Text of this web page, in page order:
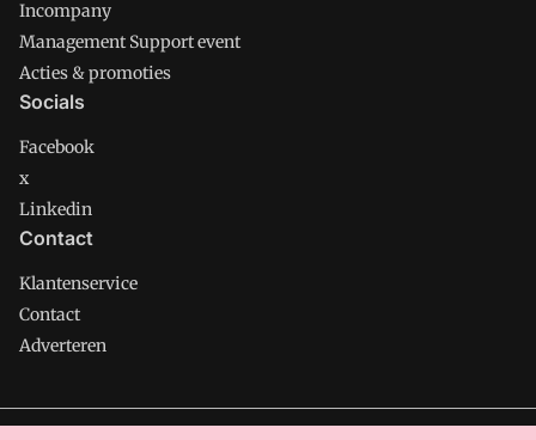
Incompany
Management Support event
Acties & promoties
Socials
Facebook
x
Linkedin
Contact
Klantenservice
Contact
Adverteren